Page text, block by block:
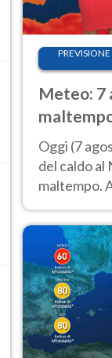
PREVISIONE
Meteo: 7
nubifragi.
estremo
Oggi (7
del caldo al
maltempo.
previsioni